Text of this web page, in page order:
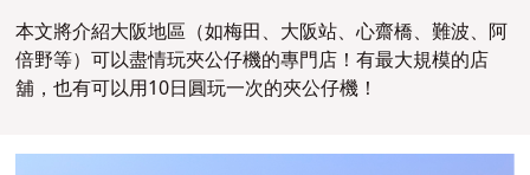
本文將介紹大阪地區（如梅田、大阪站、心齋橋、難波、阿
倍野等）可以盡情玩夾公仔機的專門店！有最大規模的店
舖，也有可以用10日圓玩一次的夾公仔機！